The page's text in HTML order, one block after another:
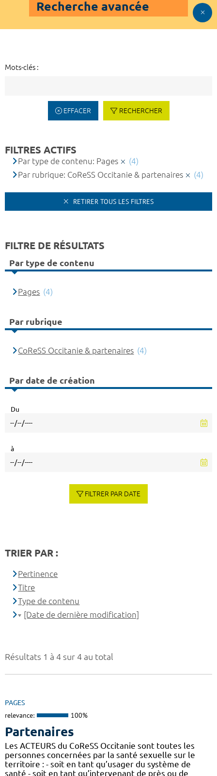
Recherche avancée
Mots-clés :
EFFACER RECHERCHER
Résultats 1 à 4 sur 4 au total
PAGES
relevance: 100%
Partenaires
Les ACTEURS du CoReSS Occitanie sont toutes les
personnes concernées par la santé sexuelle sur le
territoire : - soit en tant qu’usager du système de
santé - soit en tant qu’intervenant de près ou de
FILTRES ACTIFS
Par type de contenu: Pages
(4)
Par rubrique: CoReSS Occitanie & partenaires
(4)
RETIRER TOUS LES FILTRES
FILTRE DE RÉSULTATS
Par type de contenu
Pages (4)
Par rubrique
CoReSS Occitanie & partenaires (4)
Par date de création
Du
à
FILTRER PAR DATE
TRIER PAR :
Pertinence
Titre
Type de contenu
[Date de dernière modification]